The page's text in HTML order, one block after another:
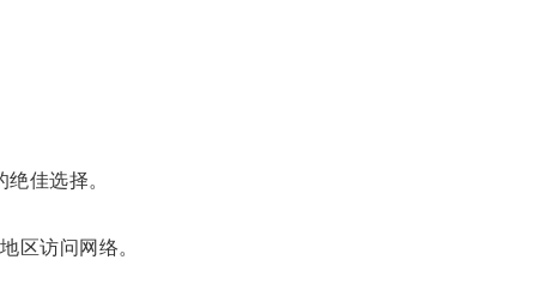
佳选择。
区访问网络。